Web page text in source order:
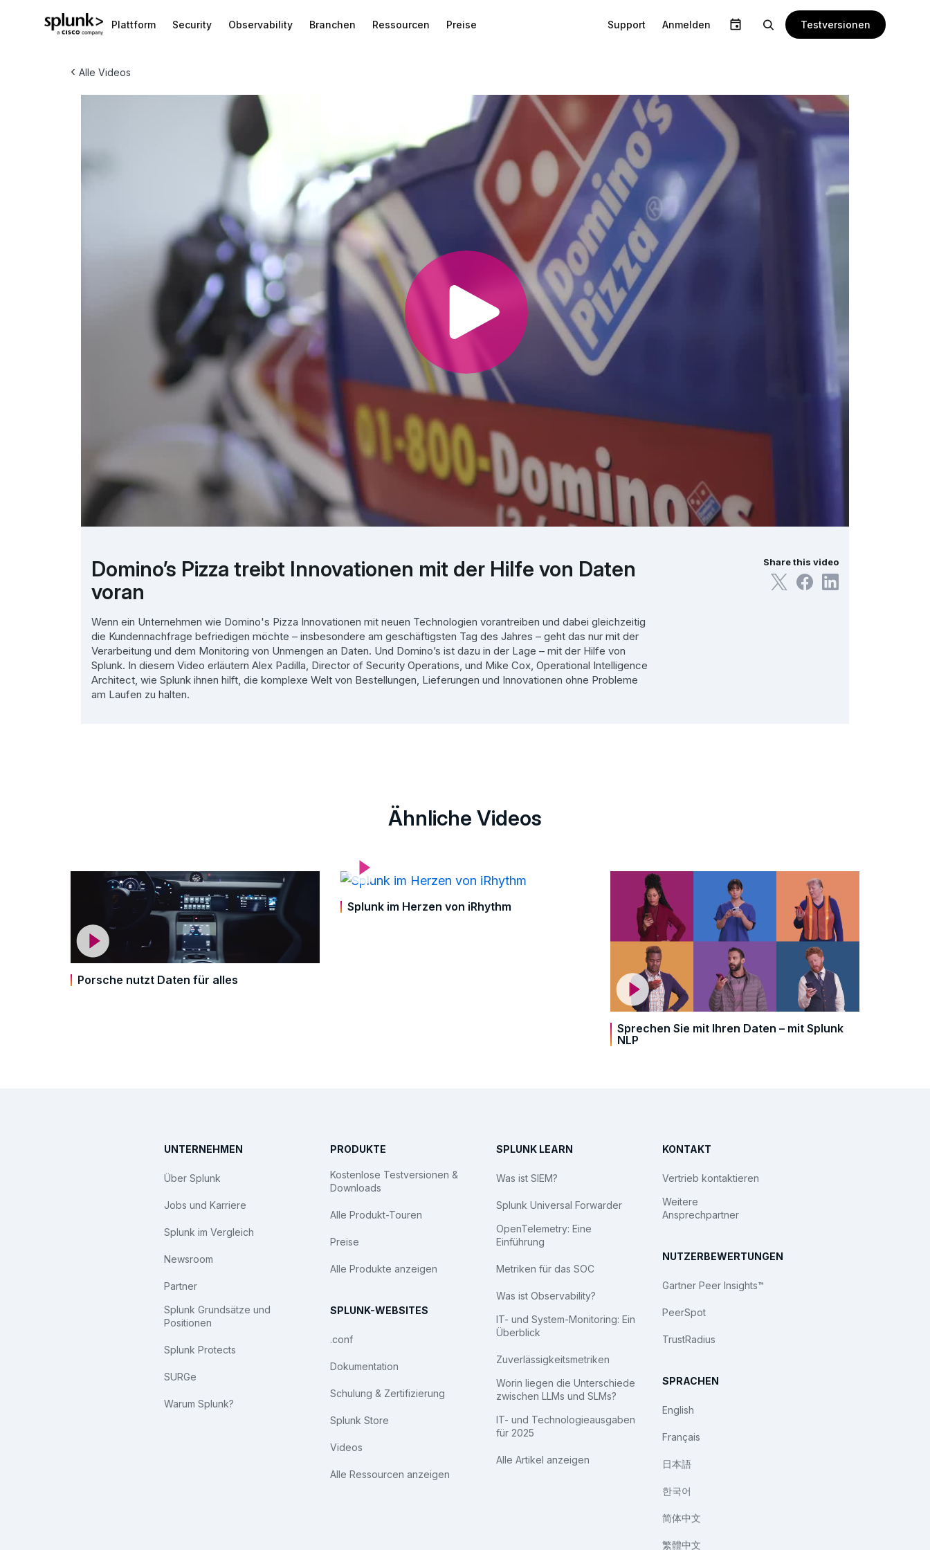
Plattform Security Observability Branchen Ressourcen Preise Support Anmelden Testversionen
‹ Alle Videos
Domino’s Pizza treibt Innovationen mit der Hilfe von Daten
voran
Wenn ein Unternehmen wie Domino's Pizza Innovationen mit neuen Technologien vorantreiben und dabei gleichzeitig
die Kundennachfrage befriedigen möchte – insbesondere am geschäftigsten Tag des Jahres – geht das nur mit der
Verarbeitung und dem Monitoring von Unmengen an Daten. Und Domino’s ist dazu in der Lage – mit der Hilfe von
Splunk. In diesem Video erläutern Alex Padilla, Director of Security Operations, und Mike Cox, Operational Intelligence
Architect, wie Splunk ihnen hilft, die komplexe Welt von Bestellungen, Lieferungen und Innovationen ohne Probleme
am Laufen zu halten.
Share this video
Ähnliche Videos
Porsche nutzt Daten für alles
Splunk im Herzen von iRhythm
Sprechen Sie mit Ihren Daten – mit Splunk
NLP
UNTERNEHMEN
Über Splunk
Jobs und Karriere
Splunk im Vergleich
Newsroom
Partner
Splunk Grundsätze und
Positionen
Splunk Protects
SURGe
Warum Splunk?
PRODUKTE
Kostenlose Testversionen &
Downloads
Alle Produkt-Touren
Preise
Alle Produkte anzeigen
SPLUNK-WEBSITES
.conf
Dokumentation
Schulung & Zertifizierung
Splunk Store
Videos
Alle Ressourcen anzeigen
SPLUNK LEARN
Was ist SIEM?
Splunk Universal Forwarder
OpenTelemetry: Eine
Einführung
Metriken für das SOC
Was ist Observability?
IT- und System-Monitoring: Ein
Überblick
Zuverlässigkeitsmetriken
Worin liegen die Unterschiede
zwischen LLMs und SLMs?
IT- und Technologieausgaben
für 2025
Alle Artikel anzeigen
KONTAKT
Vertrieb kontaktieren
Weitere
Ansprechpartner
NUTZERBEWERTUNGEN
Gartner Peer Insights™
PeerSpot
TrustRadius
SPRACHEN
English
Français
日本語
한국어
简体中文
繁體中文